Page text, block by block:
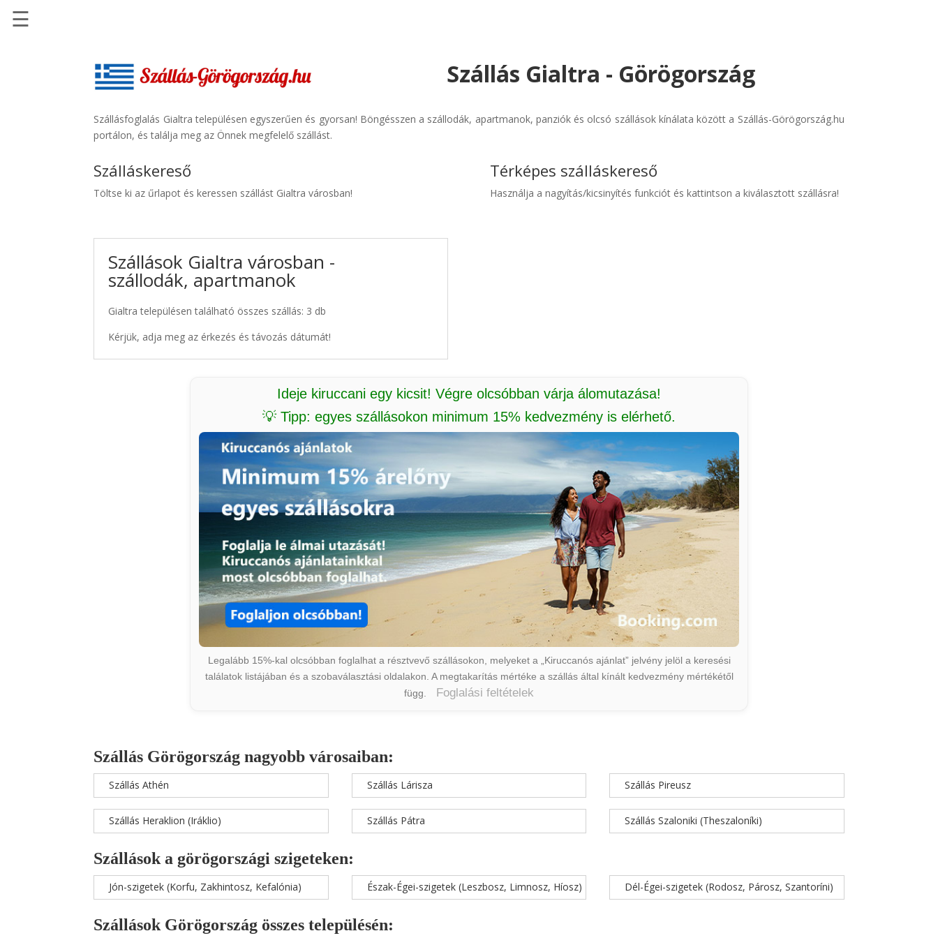
Szállásinfo.eu
Repülőjegy
Autóbérlés
☰
Szállás Gialtra - Görögország
Szállásfoglalás Gialtra településen egyszerűen és gyorsan! Böngésszen a szállodák, apartmanok, panziók és olcsó szállások kínálata között a Szállás-Görögország.hu
portálon, és találja meg az Önnek megfelelő szállást.
Szálláskereső
Töltse ki az űrlapot és keressen szállást Gialtra városban!
Szállások Gialtra városban -
szállodák, apartmanok
Gialtra településen található összes szállás: 3 db
Kérjük, adja meg az érkezés és távozás dátumát!
Térképes szálláskereső
Használja a nagyítás/kicsinyítés funkciót és kattintson a kiválasztott szállásra!
Ideje kiruccani egy kicsit! Végre olcsóbban várja álomutazása!
💡 Tipp: egyes szállásokon minimum 15% kedvezmény is elérhető.
Legalább 15%-kal olcsóbban foglalhat a résztvevő szállásokon, melyeket a „Kiruccanós ajánlat” jelvény jelöl a keresési
találatok listájában és a szobaválasztási oldalakon. A megtakarítás mértéke a szállás által kínált kedvezmény mértékétől
függ.
Foglalási feltételek
Szállás Görögország nagyobb városaiban:
Szállás Athén
Szállás Heraklion (Iráklio)
Szállás Lárisza
Szállás Pátra
Szállás Pireusz
Szállás Szaloniki (Theszaloníki)
Szállások a görögországi szigeteken:
Jón-szigetek (Korfu, Zakhintosz, Kefalónia) Észak-Égei-szigetek (Leszbosz, Limnosz, Híosz) Dél-Égei-szigetek (Rodosz, Párosz, Szantoríni)
Szállások Görögország összes településén: